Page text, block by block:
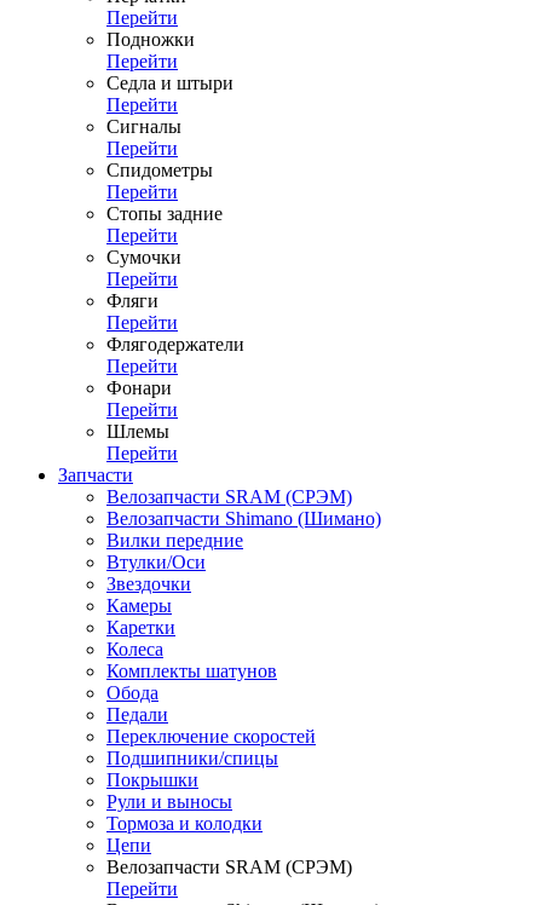
Перейти
Подножки
Перейти
Седла и штыри
Перейти
Сигналы
Перейти
Спидометры
Перейти
Стопы задние
Перейти
Сумочки
Перейти
Фляги
Перейти
Флягодержатели
Перейти
Фонари
Перейти
Шлемы
Перейти
Запчасти
Велозапчасти SRAM (СРЭМ)
Велозапчасти Shimano (Шимано)
Вилки передние
Втулки/Оси
Звездочки
Камеры
Каретки
Колеса
Комплекты шатунов
Обода
Педали
Переключение скоростей
Подшипники/спицы
Покрышки
Рули и выносы
Тормоза и колодки
Цепи
Велозапчасти SRAM (СРЭМ)
Перейти